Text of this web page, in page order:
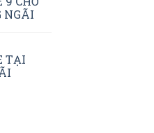
NGÃI
TẠI